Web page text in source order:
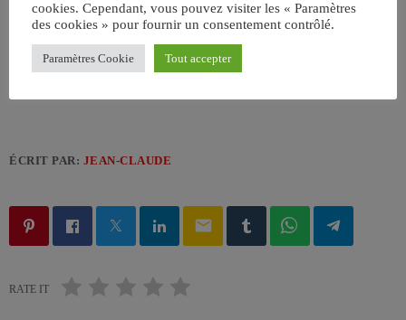
ÉCRIT PAR: JEAN-CLAUDE
email
RATE IT
cookies. Cependant, vous pouvez visiter les « Paramètres
des cookies » pour fournir un consentement contrôlé.
Paramètres Cookie Tout accepter